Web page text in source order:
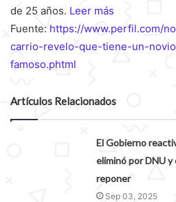
de 25 años. Leer más
Fuente: https://www.perfil.com/
carrio-revelo-que-tiene-un-
famoso.phtml
Artículos Relacionados
El Gobierno
eliminó por DNU
reponer
Sep 03, 2025